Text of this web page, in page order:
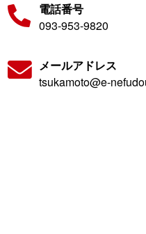
電話番号
093-953-9820
メールアドレス
tsukamoto@e-